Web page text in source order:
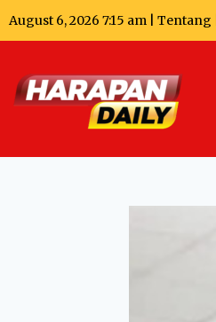
August 6, 2026 7:15 am | Tentang